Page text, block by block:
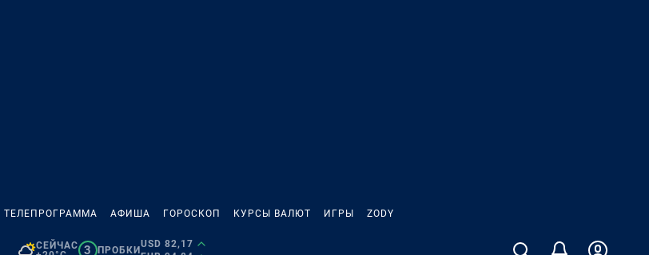
ТЕЛЕПРОГРАММА АФИША ГОРОСКОП КУРСЫ ВАЛЮТ ИГРЫ ZODY
СЕЙЧАС 3 ПРОБКИ
USD 82,17